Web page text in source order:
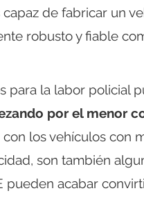
de fabricar un
robusto y fiable
para la labor policial
por el menor
los vehículos con
son también
acabar